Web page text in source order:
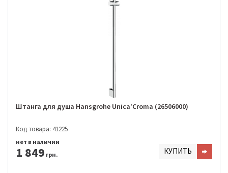
Штанга для душа Hansgrohe Unica'Croma (26506000)
Код товара: 41225
1 849 грн.
нет в наличии
КУПИТЬ